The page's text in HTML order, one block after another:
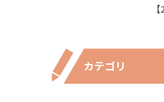
カテゴリ